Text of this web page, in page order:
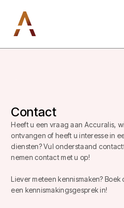
Contact
Heeft u een vraag aan Accuralis,
ontvangen of heeft u interesse in
diensten? Vul onderstaand
nemen contact met u op!
Liever meteen kennismaken?
een kennismakingsgesprek in!